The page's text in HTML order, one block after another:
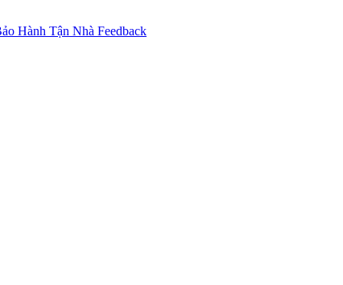
Hành Tận Nhà Feedback